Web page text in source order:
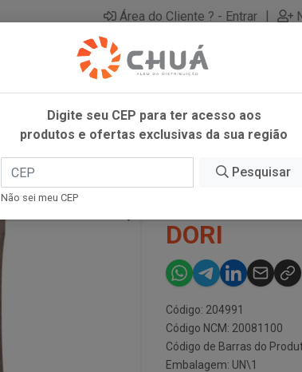
Área do Cliente ? - Entrar |
DORI
Código: 204991
Código NCM: 20081100
Código de Barras do
Embalagem: UN\1
Digite seu CEP para ter acesso aos
produtos e ofertas exclusivas da sua região
Pesquisar
Não sei meu CEP